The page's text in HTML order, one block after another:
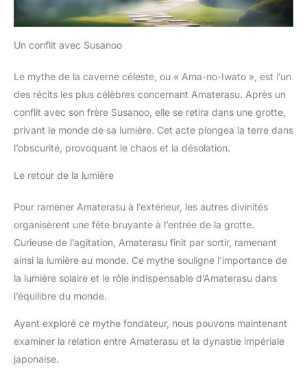
Un conflit avec Susanoo
Le mythe de la caverne céleste, ou « Ama-no-Iwato », est l’un
des récits les plus célèbres concernant Amaterasu. Après un
conflit avec son frère Susanoo, elle se retira dans une grotte,
privant le monde de sa lumière. Cet acte plongea la terre dans
l’obscurité, provoquant le chaos et la désolation.
Le retour de la lumière
Pour ramener Amaterasu à l’extérieur, les autres divinités
organisèrent une fête bruyante à l’entrée de la grotte.
Curieuse de l’agitation, Amaterasu finit par sortir, ramenant
ainsi la lumière au monde. Ce mythe souligne l’importance de
la lumière solaire et le rôle indispensable d’Amaterasu dans
l’équilibre du monde.
Ayant exploré ce mythe fondateur, nous pouvons maintenant
examiner la relation entre Amaterasu et la dynastie impériale
japonaise.